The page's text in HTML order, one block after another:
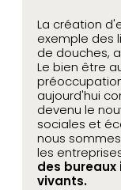
La création
exemple des
de douches,
Le bien être
aujourd'hui
devenu le
sociales et
nous
les
des
vivants.